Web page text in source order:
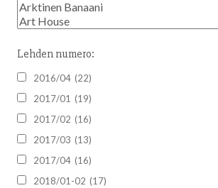
Lehden numero:
2016/04 (22)
2017/01 (19)
2017/02 (16)
2017/03 (13)
2017/04 (16)
2018/01-02 (17)